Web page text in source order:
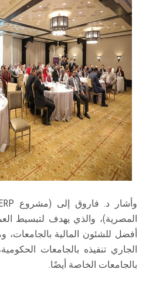
المصرية)، والذي يهدف لتبسيط
أفضل للشئون المالية بالجامعات،
الجاري تنفيذه بالجامعات
بالجامعات الخاصة أيضًا.